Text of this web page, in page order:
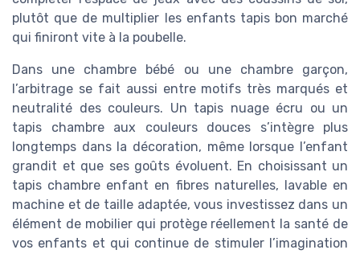
plutôt que de multiplier les enfants tapis bon marché
qui finiront vite à la poubelle.
Dans une chambre bébé ou une chambre garçon,
l’arbitrage se fait aussi entre motifs très marqués et
neutralité des couleurs. Un tapis nuage écru ou un
tapis chambre aux couleurs douces s’intègre plus
longtemps dans la décoration, même lorsque l’enfant
grandit et que ses goûts évoluent. En choisissant un
tapis chambre enfant en fibres naturelles, lavable en
machine et de taille adaptée, vous investissez dans un
élément de mobilier qui protège réellement la santé de
vos enfants et qui continue de stimuler l’imagination